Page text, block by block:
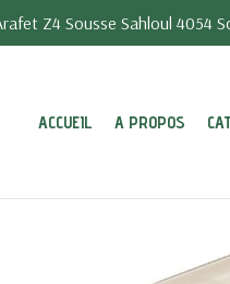
Z4 Sousse Sahloul 4054
ACCUEIL A PROPOS